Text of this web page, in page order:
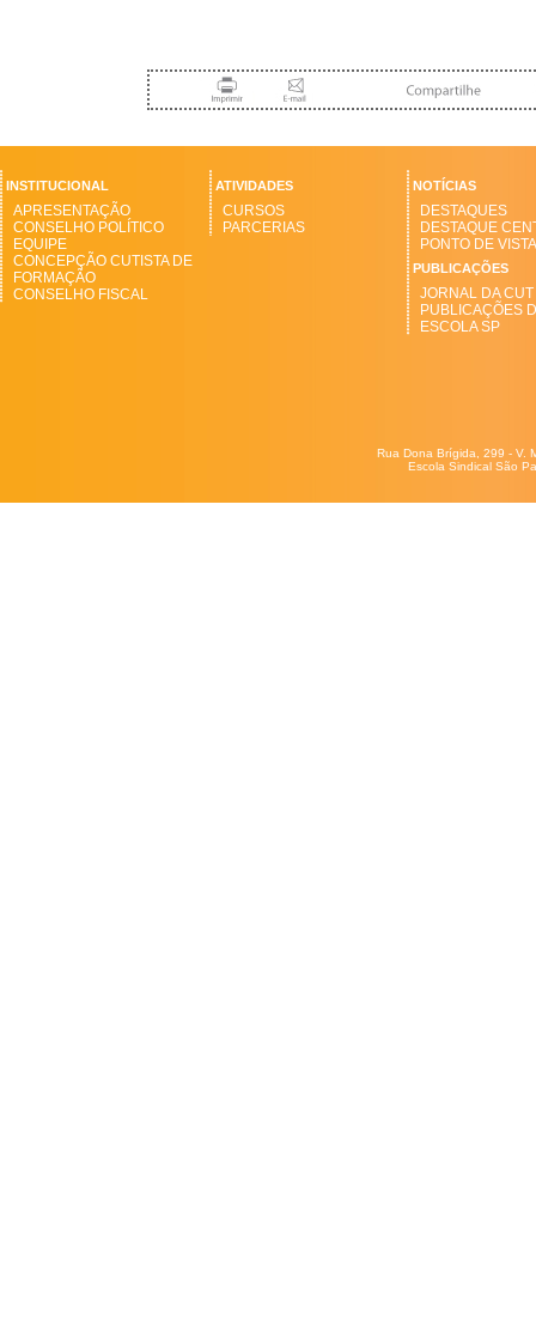
INSTITUCIONAL
APRESENTAÇÃO
CONSELHO POLÍTICO
EQUIPE
CONCEPÇÃO CUTISTA DE
FORMAÇÃO
CONSELHO FISCAL
ATIVIDADES
CURSOS
PARCERIAS
NOTÍCIAS
DESTAQUES
DESTAQUE
PONTO DE VISTA
PUBLICAÇÕES
JORNAL DA CUT
PUBLICAÇÕES
ESCOLA SP
Rua Dona Brígida, 299 - V.
Escola Sindical São